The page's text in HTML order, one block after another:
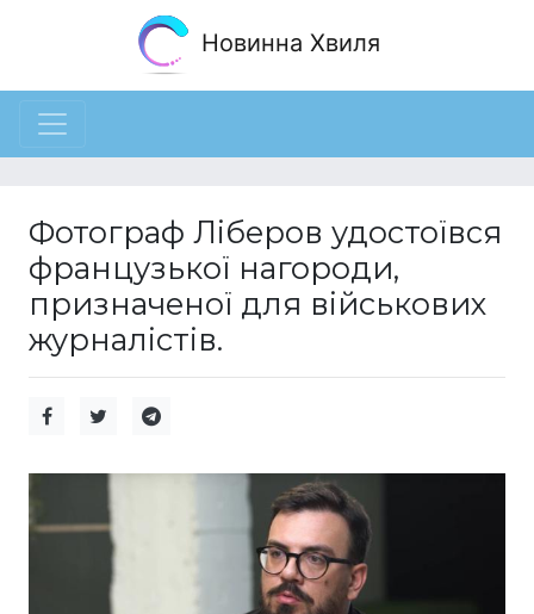
Новинна Хвиля
Фотограф Ліберов удостоївся
французької нагороди,
призначеної для військових
журналістів.